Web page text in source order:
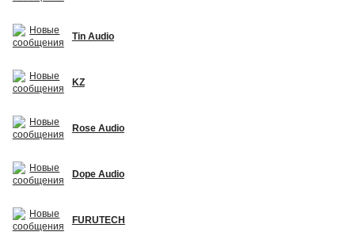
Tin Audio
KZ
Rose Audio
Dope Audio
FURUTECH